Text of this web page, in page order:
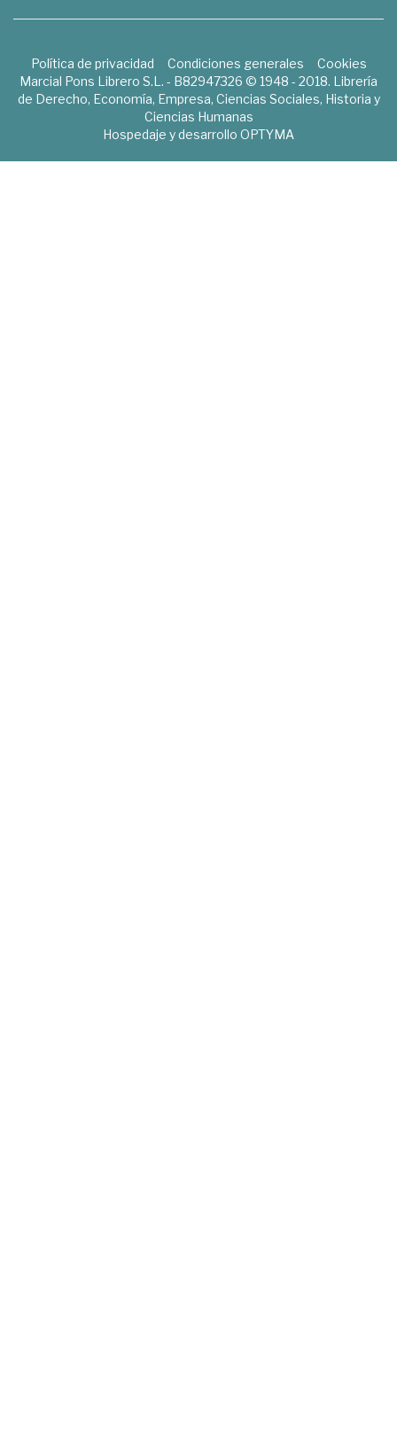
Política de privacidad Condiciones generales
Cookies
Marcial Pons Librero S.L. - B82947326 © 1948 - 2018. Librería
de Derecho, Economía, Empresa, Ciencias Sociales, Historia y
Ciencias Humanas
Hospedaje y desarrollo OPTYMA